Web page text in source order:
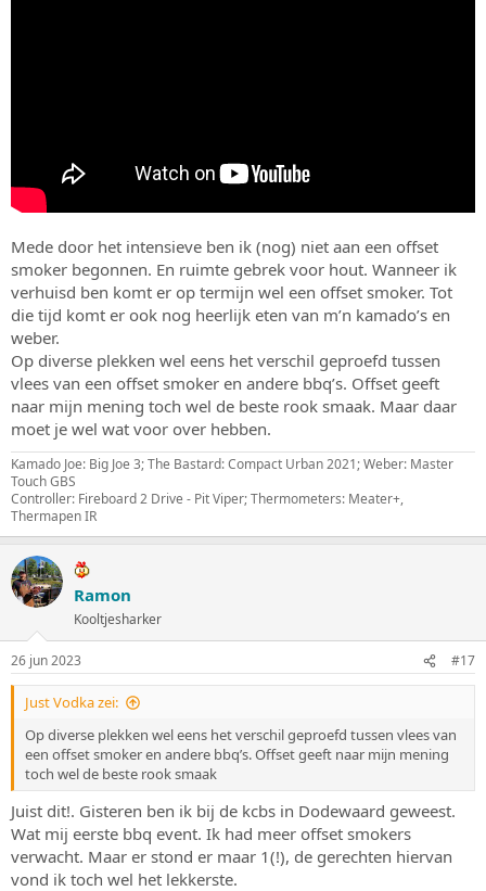
Mede door het intensieve ben ik (nog) niet aan een offset
smoker begonnen. En ruimte gebrek voor hout. Wanneer ik
verhuisd ben komt er op termijn wel een offset smoker. Tot
die tijd komt er ook nog heerlijk eten van m’n kamado’s en
weber.
Op diverse plekken wel eens het verschil geproefd tussen
vlees van een offset smoker en andere bbq’s. Offset geeft
naar mijn mening toch wel de beste rook smaak. Maar daar
moet je wel wat voor over hebben.
Kamado Joe: Big Joe 3; The Bastard: Compact Urban 2021; Weber: Master
Touch GBS
Controller: Fireboard 2 Drive - Pit Viper; Thermometers: Meater+,
Thermapen IR
Ramon
Kooltjesharker
26 jun 2023 #17
Just Vodka zei:
Op diverse plekken wel eens het verschil geproefd tussen vlees van
een offset smoker en andere bbq’s. Offset geeft naar mijn mening
toch wel de beste rook smaak
Juist dit!. Gisteren ben ik bij de kcbs in Dodewaard geweest.
Wat mij eerste bbq event. Ik had meer offset smokers
verwacht. Maar er stond er maar 1(!), de gerechten hiervan
vond ik toch wel het lekkerste.